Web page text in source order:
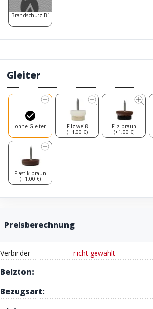
Brandschutz B1
Gleiter
ohne Gleiter
Filz-weiß
(+1,00 €)
Filz-braun
(+1,00 €)
Plastik-braun
(+1,00 €)
Preisberechnung
Verbinder nicht gewählt
Beizton:
Bezugsart: